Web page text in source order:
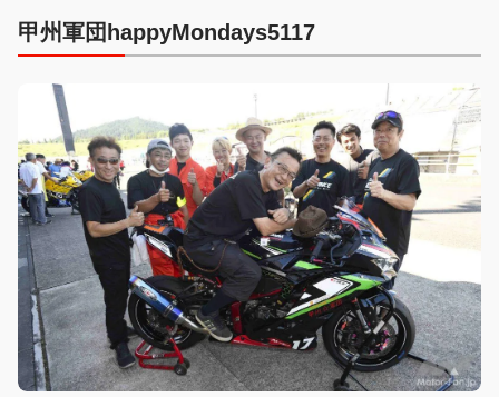
甲州軍団happyMondays5117